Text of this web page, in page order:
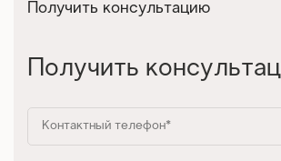
Получить консультацию
Получить